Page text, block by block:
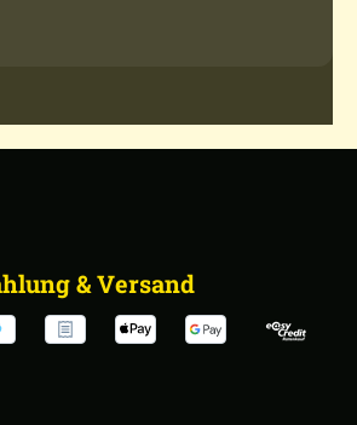
& Versand